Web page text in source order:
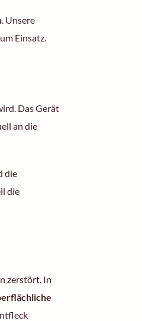
. Unsere
Einsatz.
Das Gerät
an die
die
die
zerstört. In